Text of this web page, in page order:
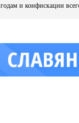
годам и конфискации